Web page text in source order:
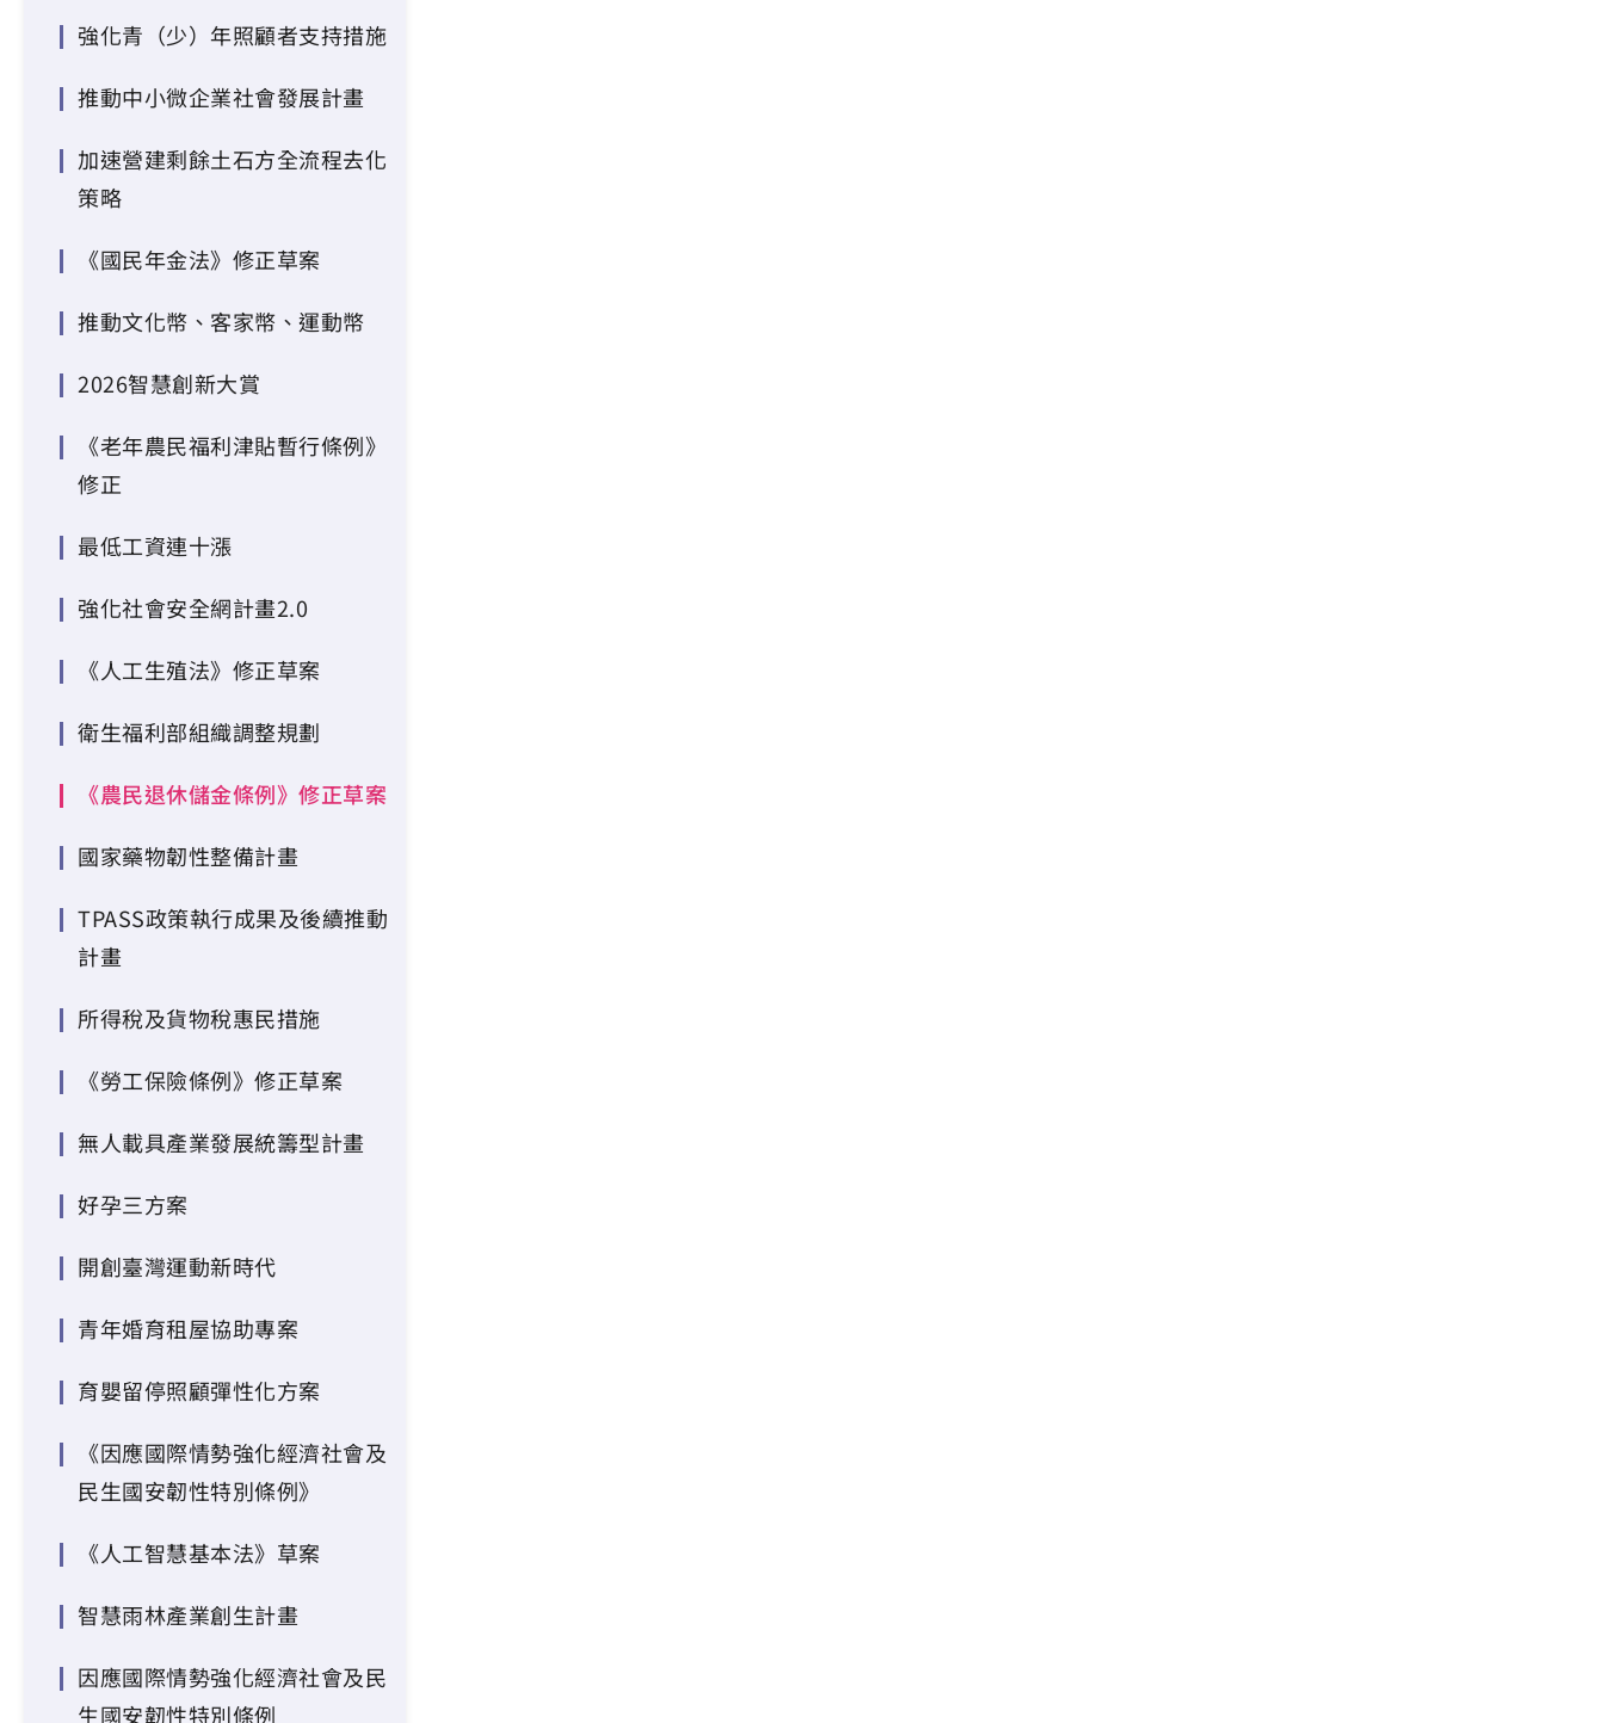
強化青（少）年照顧者支持措施
推動中小微企業社會發展計畫
加速營建剩餘土石方全流程去化
策略
《國民年金法》修正草案
推動文化幣、客家幣、運動幣
2026智慧創新大賞
《老年農民福利津貼暫行條例》
修正
最低工資連十漲
強化社會安全網計畫2.0
《人工生殖法》修正草案
衛生福利部組織調整規劃
《農民退休儲金條例》修正草案
國家藥物韌性整備計畫
TPASS政策執行成果及後續推動
計畫
所得稅及貨物稅惠民措施
《勞工保險條例》修正草案
無人載具產業發展統籌型計畫
好孕三方案
開創臺灣運動新時代
青年婚育租屋協助專案
育嬰留停照顧彈性化方案
《因應國際情勢強化經濟社會及
民生國安韌性特別條例》
《人工智慧基本法》草案
智慧雨林產業創生計畫
因應國際情勢強化經濟社會及民
生國安韌性特別條例